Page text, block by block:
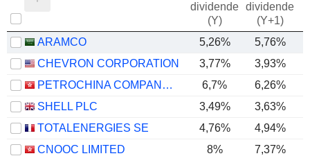
dividende
(Y)
dividende
(Y+1)
ARAMCO 5,26% 5,76%
CHEVRON CORPORATION
3,77%
3,93%
PETROCHINA COMPANY LIMITED
6,7%
6,26%
SHELL PLC
3,49%
3,63%
TOTALENERGIES SE
4,76%
4,94%
CNOOC LIMITED
8%
7,37%